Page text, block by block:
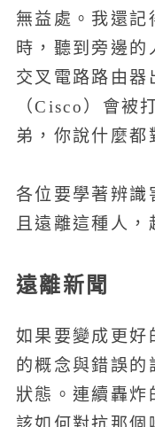
無益處。我還
時，聽到旁邊
交叉電路路由器
（Cisco）會被
弟，你說什麼
各位要學著辨識
且遠離這種人，
遠離新聞
如果要變成更好
的概念與錯誤的
狀態。連續轟炸